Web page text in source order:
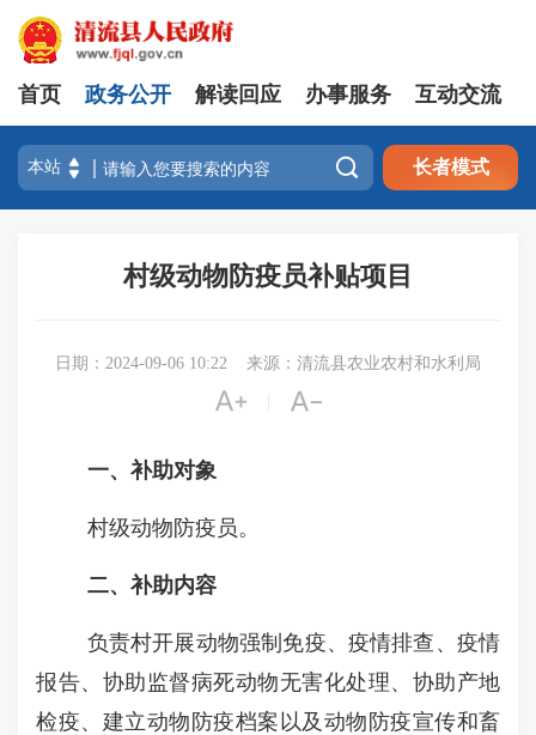
首页 政务公开 解读回应 办事服务 互动交流
 长者模式
村级动物防疫员补贴项目
日期：2024-09-06 10:22 来源：清流县农业农村和水利局
 
一、补助对象
村级动物防疫员。
二、补助内容
负责村开展动物强制免疫、疫情排查、疫情
报告、协助监督病死动物无害化处理、协助产地
检疫、建立动物防疫档案以及动物防疫宣传和畜